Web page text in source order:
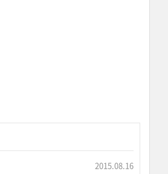
2015.08.16